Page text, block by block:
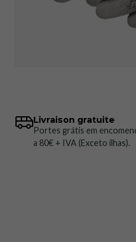
Livraison gratuite
Portes grátis em
a 80€ + IVA (Exceto ilhas).